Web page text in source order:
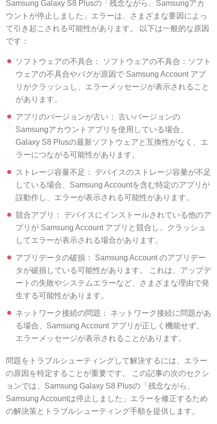
ウントが停止しました」エラーは、さまざまな要因によっ
て引き起こされる可能性があります。 以下は一般的な原因
です：
ソフトウェアの不具合： ソフトウェアの不具合：ソフト
ウェアの不具合やバグが原因で Samsung Account アプ
リがクラッシュし、エラーメッセージが表示されること
があります。
アプリのバージョンが古い： 古いバージョンの
Samsungアカウントアプリを使用している場合、
Galaxy S8 Plusの最新ソフトウェアと互換性がなく、エ
ラーにつながる可能性があります。
ストレージ容量不足： デバイスのストレージ容量が不足
している場合、Samsung Accountを含む特定のアプリが
誤動作し、エラーが表示される可能性があります。
競合アプリ： デバイスにインストールされている他のア
プリが Samsung Account アプリと競合し、クラッシュ
してエラーが表示される場合があります。
アプリデータの破損： Samsung Account のアプリデー
タが破損している可能性があります。 これは、アップデ
ートの失敗やシステムエラーなど、さまざまな理由で発
生する可能性があります。
ネットワーク接続の問題： ネットワーク接続に問題があ
る場合、Samsung Account アプリが正しく機能せず、
エラーメッセージが表示されることがあります。
問題をトラブルシューティングして解決するには、エラー
の原因を特定することが重要です。 この記事の次のセクシ
ョンでは、Samsung Galaxy S8 Plusの「残念ながら、
Samsung Accountは停止しました」エラーを修正するため
の解決策とトラブルシューティング手順を提供します。